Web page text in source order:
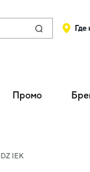
Где
Промо
IEK